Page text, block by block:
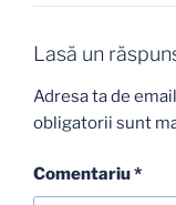
Lasă un
Adresa ta de
obligatorii sunt
Comentariu*